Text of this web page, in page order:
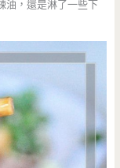
油，還是淋了一些下